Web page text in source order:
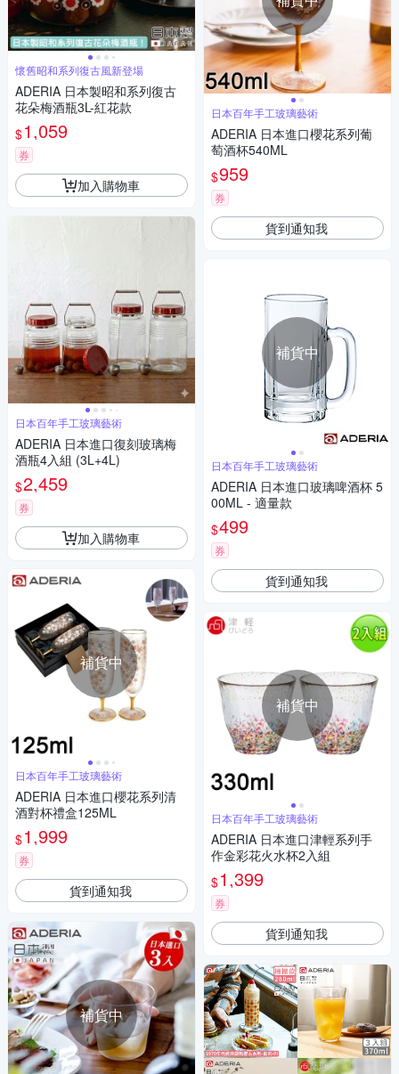
懷舊昭和系列復古風新登場
ADERIA 日本製昭和系列復古
花朵梅酒瓶3L-紅花款
$1,059
券
加入購物車
日本百年手工玻璃藝術
ADERIA 日本進口復刻玻璃梅
酒瓶4入組 (3L+4L)
$2,459
券
加入購物車
補貨中
日本百年手工玻璃藝術
ADERIA 日本進口櫻花系列清
酒對杯禮盒125ML
$1,999
券
貨到通知我
補貨中
日本百年手工玻璃藝術
ADERIA 日本進口櫻花系列葡
萄酒杯540ML
$959
券
貨到通知我
補貨中
日本百年手工玻璃藝術
ADERIA 日本進口玻璃啤酒杯 5
00ML - 適量款
$499
券
貨到通知我
補貨中
日本百年手工玻璃藝術
ADERIA 日本進口津輕系列手
作金彩花火水杯2入組
$1,399
券
貨到通知我